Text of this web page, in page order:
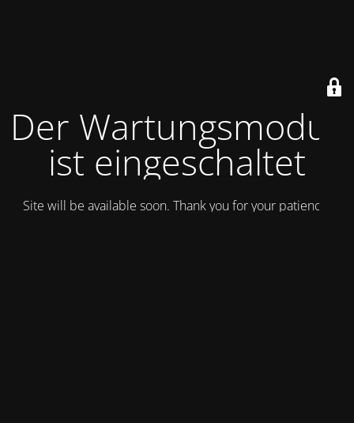
Der Wartungsmodus
ist eingeschaltet
Site will be available soon. Thank you for your patience!